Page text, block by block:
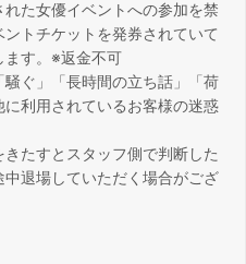
れた女優イベントへの参加を禁
トチケットを発券されていて
ます。※返金不可
騒ぐ」「長時間の立ち話」「荷
利用されているお客様の迷惑
たすとスタッフ側で判断した
退場していただく場合がござ